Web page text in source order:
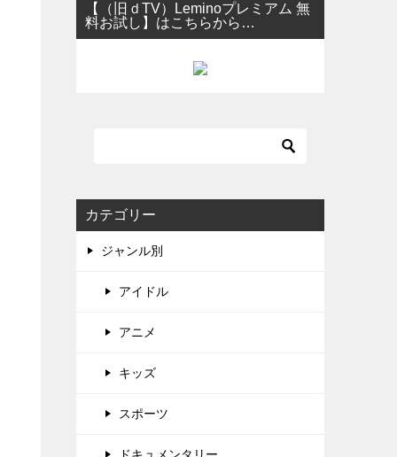
【（旧ｄTV）Leminoプレミアム 無
料お試し】はこちらから…
カテゴリー
ジャンル別
アイドル
アニメ
キッズ
スポーツ